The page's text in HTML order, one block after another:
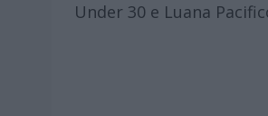
Under 30 e Luana